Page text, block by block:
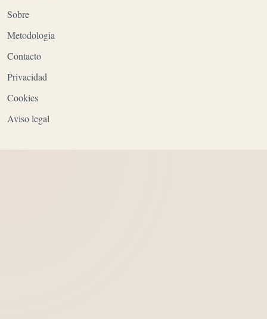
Sobre
Metodologia
Contacto
Privacidad
Cookies
Aviso legal